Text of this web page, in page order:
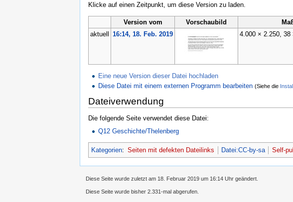
Klicke auf einen Zeitpunkt, um diese Version zu laden.
Version vom Vorschaubild
aktuell
16:14, 18. Feb. 2019 4.000 × 2.250, 38
Eine neue Version dieser Datei hochladen
Diese Datei mit einem externen Programm bearbeiten (Siehe die
Dateiverwendung
Die folgende Seite verwendet diese Datei:
Q12 Geschichte/Thelenberg
Kategorien: Seiten mit defekten Dateilinks Datei:CC-by-sa Self-
Diese Seite wurde zuletzt am 18. Februar 2019 um 16:14 Uhr geändert.
Diese Seite wurde bisher 2.331-mal abgerufen.